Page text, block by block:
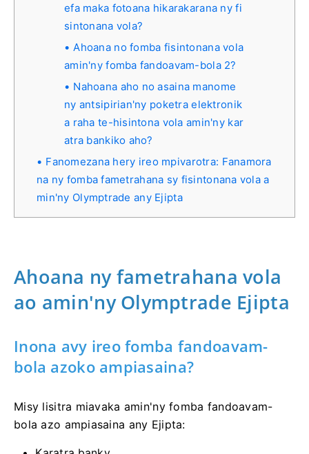
efa maka fotoana hikarakarana ny fi
sintonana vola?
Ahoana no fomba fisintonana vola
amin'ny fomba fandoavam-bola 2?
Nahoana aho no asaina manome
ny antsipirian'ny poketra elektronik
a raha te-hisintona vola amin'ny kar
atra bankiko aho?
Fanomezana hery ireo mpivarotra: Fanamora
na ny fomba fametrahana sy fisintonana vola a
min'ny Olymptrade any Ejipta
Ahoana ny fametrahana vola
ao amin'ny Olymptrade Ejipta
Inona avy ireo fomba fandoavam-
bola azoko ampiasaina?
Misy lisitra miavaka amin'ny fomba fandoavam-
bola azo ampiasaina any Ejipta: